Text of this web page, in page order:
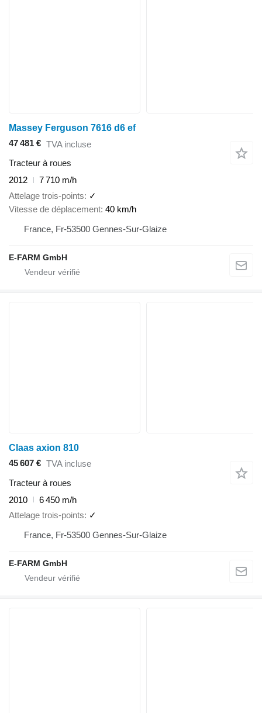
Massey Ferguson 7616 d6 ef
47 481 € TVA incluse
Tracteur à roues
2012
7 710 m/h
Attelage trois-points
✓
Vitesse de déplacement 40 km/h
France, Fr-53500 Gennes-Sur-Glaize
E-FARM GmbH
Claas axion 810
45 607 € TVA incluse
Tracteur à roues
2010
6 450 m/h
Attelage trois-points
✓
France, Fr-53500 Gennes-Sur-Glaize
E-FARM GmbH